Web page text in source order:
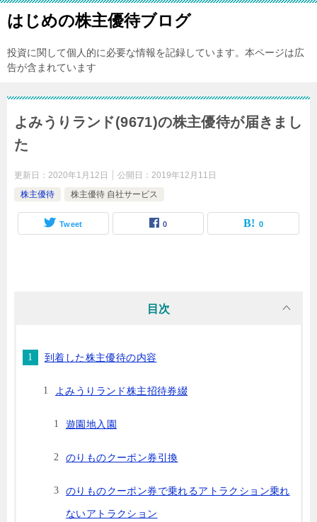
はじめの株主優待ブログ
投資に関して個人的に必要な情報を記録しています。本ページは広
告が含まれています
よみうりランド(9671)の株主優待が届きまし
た
更新日： 2020年1月12日 公開日： 2019年12月11日
株主優待
株主優待 自社サービス
Tweet 0 0
目次
到着した株主優待の内容
よみうりランド株主招待券綴
遊園地入園
のりものクーポン券引換
のりものクーポン券で乗れるアトラクション乗れ
ないアトラクション